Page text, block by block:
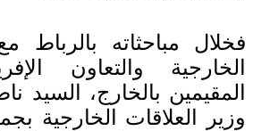
فخلال مباحثاته بالرباط
الخارجية والتعاون
المقيمين بالخارج، السيد
وزير العلاقات الخارجية